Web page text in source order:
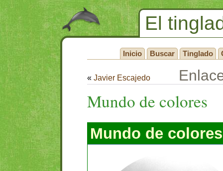
El
Inicio Buscar Tinglado
« Javier Escajedo
Mundo de colores
Mundo de colores